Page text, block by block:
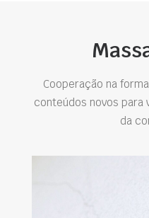
Cooperação na
conteúdos novos
da